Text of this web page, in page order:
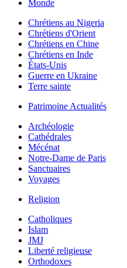
Monde
Chrétiens au Nigeria
Chrétiens d'Orient
Chrétiens en Chine
Chrétiens en Inde
États-Unis
Guerre en Ukraine
Terre sainte
Patrimoine Actualités
Archéologie
Cathédrales
Mécénat
Notre-Dame de Paris
Sanctuaires
Voyages
Religion
Catholiques
Islam
JMJ
Liberté religieuse
Orthodoxes